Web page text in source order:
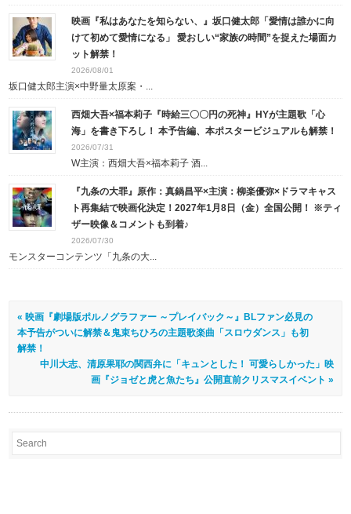
映画『私はあなたを知らない、』坂口健太郎「愛情は誰かに向
けて初めて愛情になる」 愛おしい“家族の時間”を捉えた場面カ
ット解禁！
2026/08/01
坂口健太郎主演×中野量太原案・...
西畑大吾×福本莉子『時給三〇〇円の死神』HYが主題歌「心
海」を書き下ろし！ 本予告編、本ポスタービジュアルも解禁！
2026/07/31
W主演：西畑大吾×福本莉子 酒...
『九条の大罪』原作：真鍋昌平×主演：柳楽優弥×ドラマキャス
ト再集結で映画化決定！2027年1月8日（金）全国公開！ ※ティ
ザー映像＆コメントも到着♪
2026/07/30
モンスターコンテンツ「九条の大...
« 映画『劇場版ポルノグラファー ～プレイバック～』BLファン必見の
本予告がついに解禁＆鬼束ちひろの主題歌楽曲「スロウダンス」も初
解禁！
中川大志、清原果耶の関西弁に「キュンとした！ 可愛らしかった」映
画『ジョゼと虎と魚たち』公開直前クリスマスイベント »